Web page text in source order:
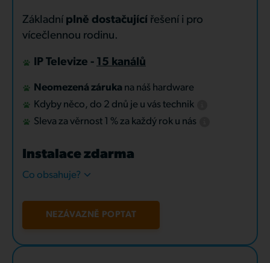
Základní plně dostačující řešení i pro
vícečlennou rodinu.
IP Televize - 15 kanálů
Neomezená záruka na náš hardware
Kdyby něco, do 2 dnů je u vás technik
Sleva za věrnost 1 % za každý rok u nás
Instalace zdarma
Co obsahuje?
NEZÁVAZNĚ POPTAT